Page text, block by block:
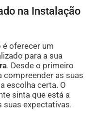
na Instalação
é oferecer um
para a sua
. Desde o primeiro
as suas
escolha certa. O
sinta que está a
suas expectativas.